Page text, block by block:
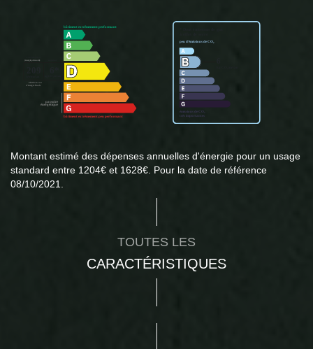
Montant estimé des dépenses annuelles d'énergie pour un usage
standard entre 1204€ et 1628€. Pour la date de référence
08/10/2021.
TOUTES LES
CARACTÉRISTIQUES